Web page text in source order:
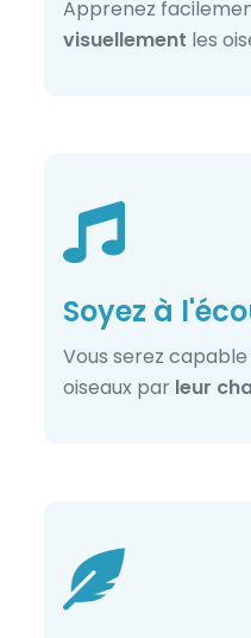
Apprenez
visuellement les
Soyez à
Vous serez capable
oiseaux par leur